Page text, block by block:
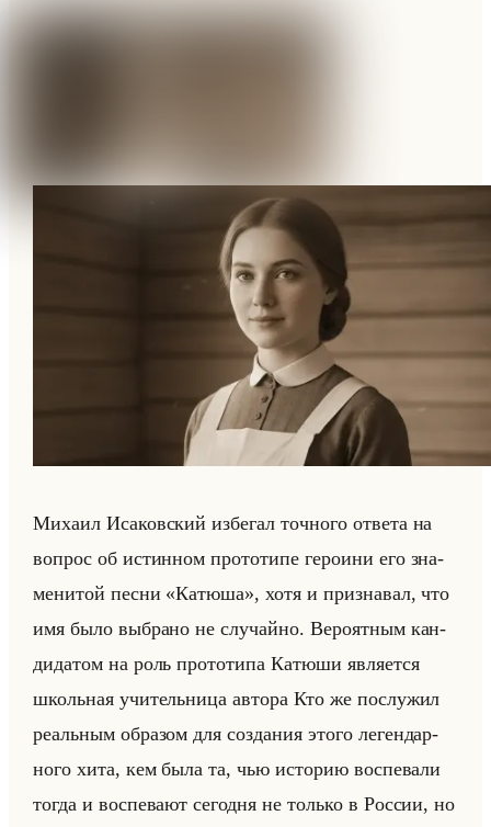
Ми­ха­ил Ис­аков­ский из­бе­гал точ­но­го от­ве­та на
во­прос об ис­тин­ном про­то­ти­пе ге­ро­ини его зна­
ме­ни­той песни «Катюша», хотя и при­зна­вал, что
имя было вы­бра­но не слу­чайно. Ве­ро­ят­ным кан­
ди­да­том на роль про­то­ти­па Ка­тю­ши яв­ля­ет­ся
школьная учи­тельни­ца ав­то­ра Кто же по­слу­жил
ре­альным об­ра­зом для со­зда­ния этого ле­ген­дар­
но­го хита, кем была та, чью ис­то­рию вос­пе­ва­ли
тогда и вос­пе­ва­ют се­год­ня не только в Рос­сии, но